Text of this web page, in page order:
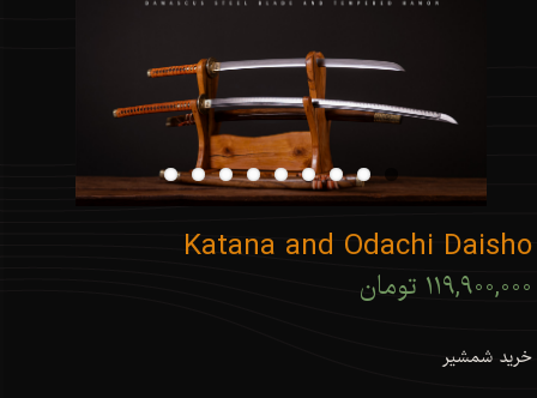
Katana and Odachi Daisho
۱۱۹,۹۰۰,۰۰۰ تومان
خرید شمشیر